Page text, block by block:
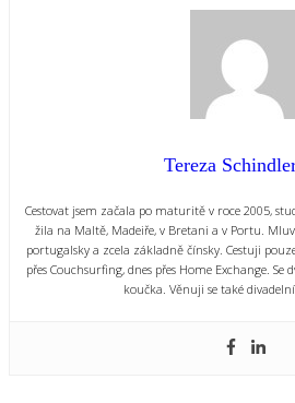
Tereza
Cestovat jsem začala po maturitě v roce 2005,
žila na Maltě, Madeiře, v Bretani a v Portu.
portugalsky a zcela základně čínsky. Cestuji
přes Couchsurfing, dnes přes Home Exchange.
koučka. Věnuji se také